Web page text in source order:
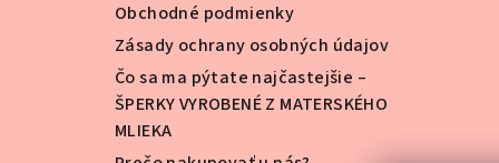
Obchodné podmienky
Zásady ochrany osobných údajov
Čo sa ma pýtate najčastejšie –
ŠPERKY VYROBENÉ Z MATERSKÉHO
MLIEKA